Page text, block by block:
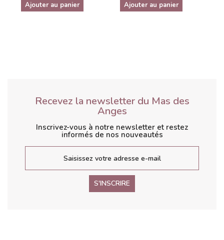
Ajouter au panier Ajouter au panier
Recevez la newsletter du Mas des
Anges
Inscrivez-vous à notre newsletter et restez
informés de nos nouveautés
S'INSCRIRE